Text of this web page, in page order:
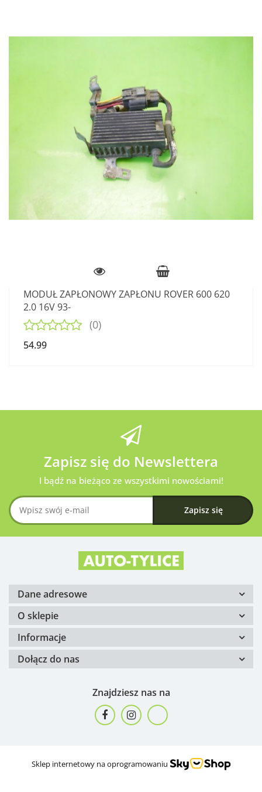
MODUŁ ZAPŁONOWY ZAPŁONU ROVER 600 620
2.0 16V 93-
(0)
54.99
Zapisz się do Newslettera
I bądź na bieżąco ze wszystkimi nowościami!
Dane adresowe
O sklepie
Informacje
Dołącz do nas
Znajdziesz nas na
Sklep internetowy na oprogramowaniu